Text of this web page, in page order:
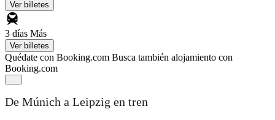
Ver billetes
3 días Más
Ver billetes
Quédate con Booking.com Busca también alojamiento con
Booking.com
De Múnich a Leipzig en tren